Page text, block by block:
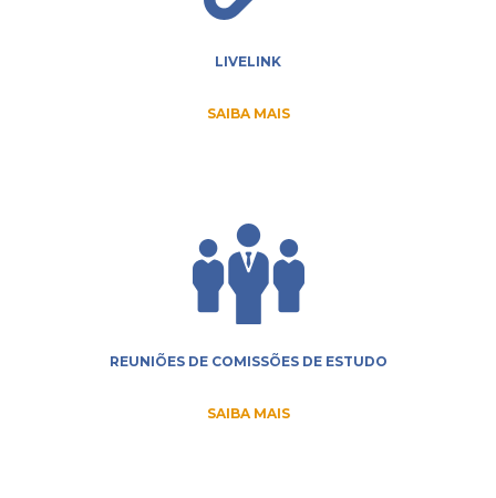
LIVELINK
SAIBA MAIS
REUNIÕES DE COMISSÕES DE ESTUDO
SAIBA MAIS